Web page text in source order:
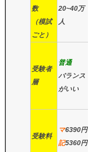
数
（模試
ごと）
20~40万
人
受験者
層
普通
バランス
がいい
受験料
マ6390円
記5360円